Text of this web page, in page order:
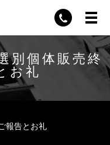
別個体販売終
お礼
報告とお礼